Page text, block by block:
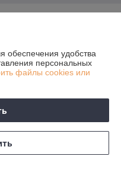
удобства
персональных
файлы cookies или